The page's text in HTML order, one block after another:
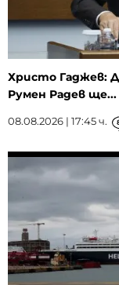
Христо Гаджев:
Румен Радев ще...
08.08.2026 | 17:45 ч.